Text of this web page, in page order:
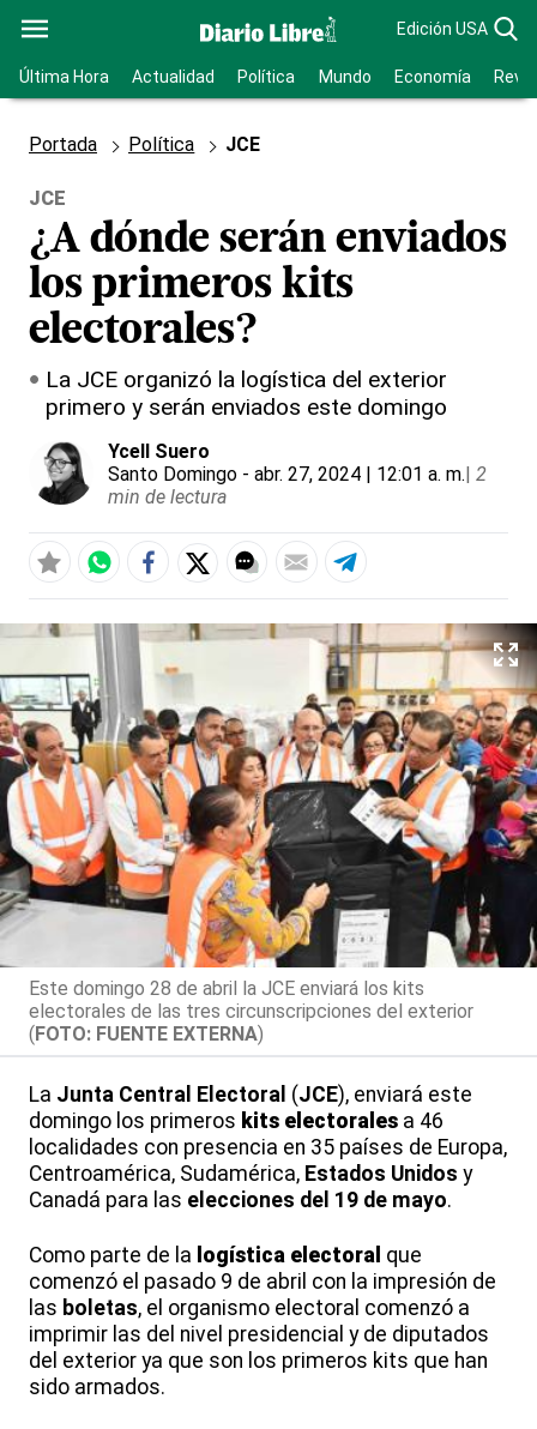
Edición USA
Última Hora Actualidad Política Mundo Economía
Portada Política JCE
JCE
¿A dónde serán enviados
los primeros kits
electorales?
La JCE organizó la logística del exterior
primero y serán enviados este domingo
Ycell Suero
Santo Domingo - abr. 27, 2024 | 12:01 a. m.| 2
min de lectura
Este domingo 28 de abril la JCE enviará los kits
electorales de las tres circunscripciones del exterior
(FOTO: FUENTE EXTERNA)
La Junta Central Electoral (JCE), enviará este
domingo los primeros kits electorales a 46
localidades con presencia en 35 países de Europa,
Centroamérica, Sudamérica, Estados Unidos y
Canadá para las elecciones del 19 de mayo.
Como parte de la logística electoral que
comenzó el pasado 9 de abril con la impresión de
las boletas, el organismo electoral comenzó a
imprimir las del nivel presidencial y de diputados
del exterior ya que son los primeros kits que han
sido armados.